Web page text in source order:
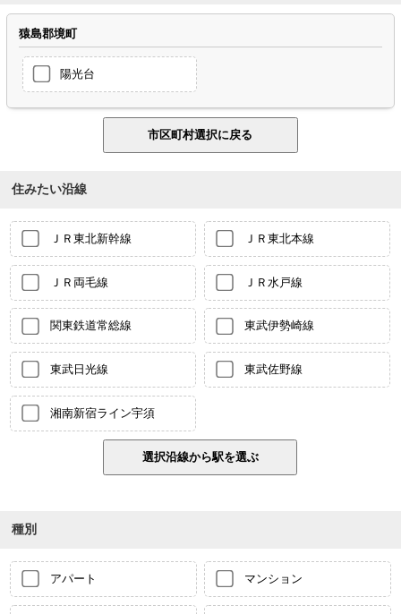
猿島郡境町
陽光台
住みたい沿線
ＪＲ東北新幹線 ＪＲ東北本線
ＪＲ両毛線 ＪＲ水戸線
関東鉄道常総線 東武伊勢崎線
東武日光線 東武佐野線
湘南新宿ライン宇須
種別
アパート マンション